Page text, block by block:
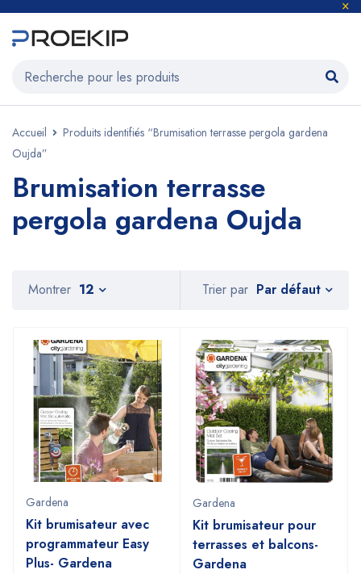
Accueil
Produits identifiés “Brumisation terrasse pergola gardena
Oujda”
Brumisation terrasse
pergola gardena Oujda
Trier par Par défaut
Montrer 12
Gardena
Kit brumisateur avec
programmateur Easy
Plus- Gardena
Gardena
Kit brumisateur pour
terrasses et balcons-
Gardena